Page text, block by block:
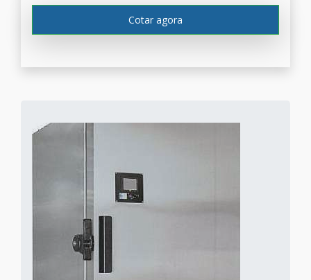
Cotar agora